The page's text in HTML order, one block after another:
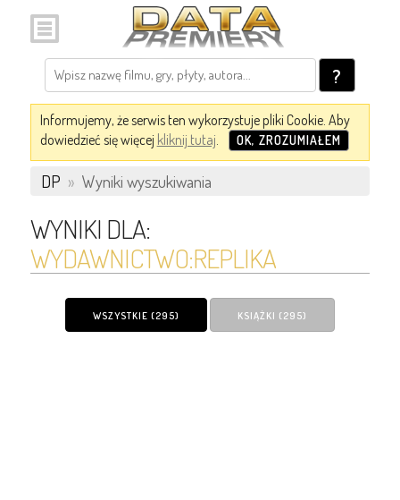
?
Informujemy, że serwis ten wykorzystuje pliki Cookie. Aby
dowiedzieć się więcej kliknij tutaj. OK, ZROZUMIAŁEM
DP » Wyniki wyszukiwania
WYNIKI DLA:
WYDAWNICTWO:REPLIKA
WSZYSTKIE (295) KSIĄŻKI (295)